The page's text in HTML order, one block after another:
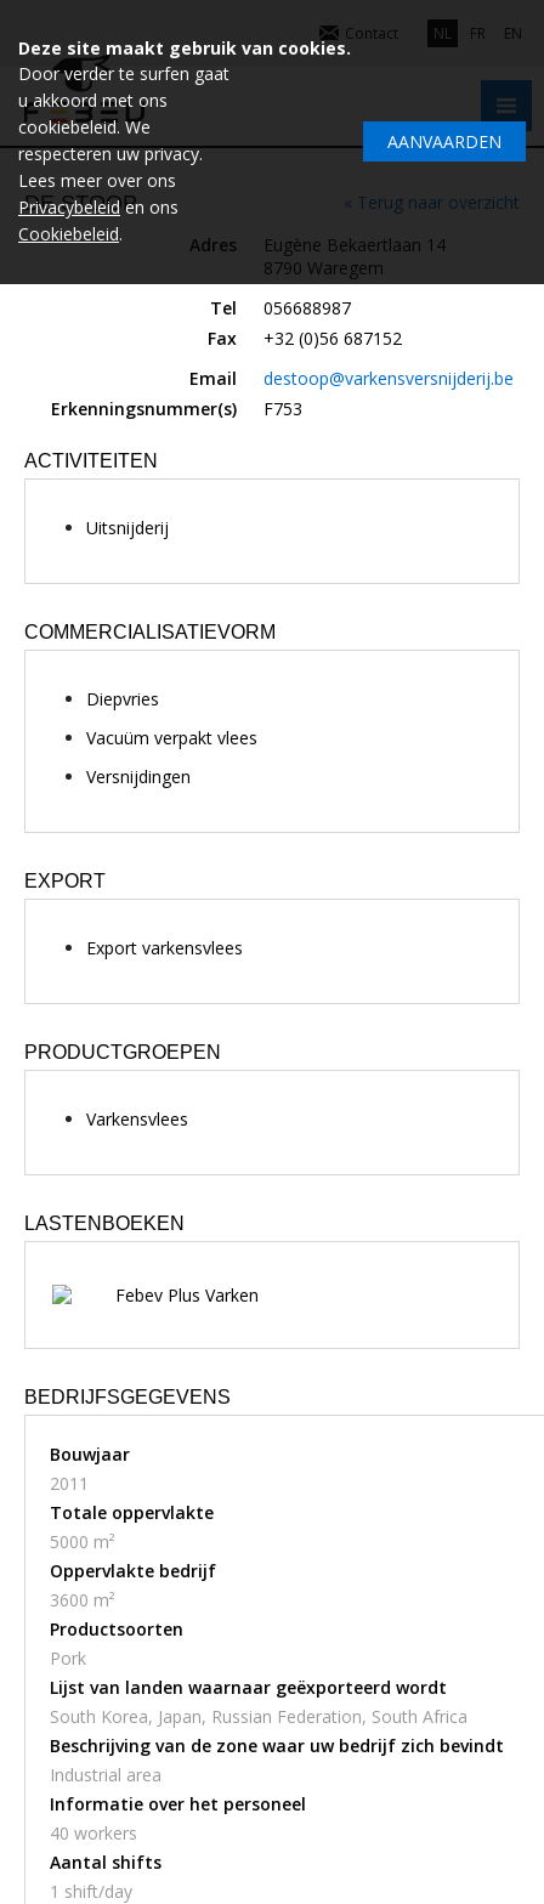
Contact NL FR EN
« Terug naar overzicht
DE STOOP
Adres
Eugène Bekaertlaan 14
8790 Waregem
Tel
056688987
Fax
+32 (0)56 687152
Email
destoop@varkensversnijderij.be
Erkenningsnummer(s)
F753
ACTIVITEITEN
Uitsnijderij
COMMERCIALISATIEVORM
Diepvries
Vacuüm verpakt vlees
Versnijdingen
EXPORT
Export varkensvlees
PRODUCTGROEPEN
Varkensvlees
LASTENBOEKEN
Febev Plus Varken
BEDRIJFSGEGEVENS
Bouwjaar
2011
Totale oppervlakte
5000 m²
Oppervlakte bedrijf
3600 m²
Productsoorten
Pork
Lijst van landen waarnaar geëxporteerd wordt
South Korea, Japan, Russian Federation, South Africa
Beschrijving van de zone waar uw bedrijf zich bevindt
Industrial area
Informatie over het personeel
40 workers
Aantal shifts
1 shift/day
Deze site maakt gebruik van cookies.
Door verder te surfen gaat
u akkoord met ons
cookiebeleid. We
respecteren uw privacy.
Lees meer over ons
Privacybeleiden ons
Cookiebeleid.
AANVAARDEN